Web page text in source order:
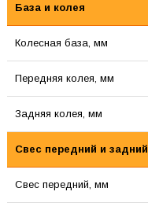
База и колея
Колесная база, мм
Передняя колея, мм
Задняя колея, мм
Свес передний и задний
Свес передний, мм